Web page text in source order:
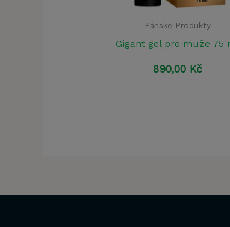
Pánské Produkty
Gigant gel pro muže 75
890,00 Kč